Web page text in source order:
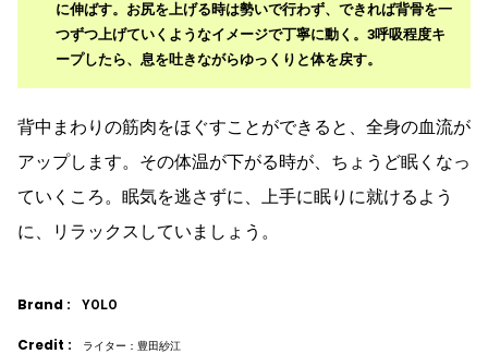
に伸ばす。お尻を上げる時は勢いで行わず、できれば背骨を一
つずつ上げていくようなイメージで丁寧に動く。3呼吸程度キ
ープしたら、息を吐きながらゆっくりと体を戻す。
背中まわりの筋肉をほぐすことができると、全身の血流が
アップします。その体温が下がる時が、ちょうど眠くなっ
ていくころ。眠気を逃さずに、上手に眠りに就けるよう
に、リラックスしていましょう。
Brand : YOLO
Credit : ライター：豊田紗江